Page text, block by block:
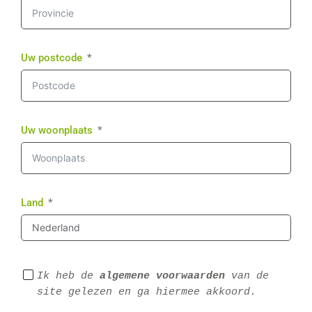
Uw postcode
Uw woonplaats
Land
Ik heb de algemene voorwaarden van de
site gelezen en ga hiermee akkoord.